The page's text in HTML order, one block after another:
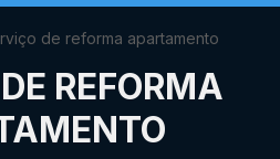
de reforma apartamento
REFORMA